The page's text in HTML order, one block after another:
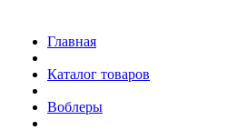
Главная
Каталог товаров
Воблеры